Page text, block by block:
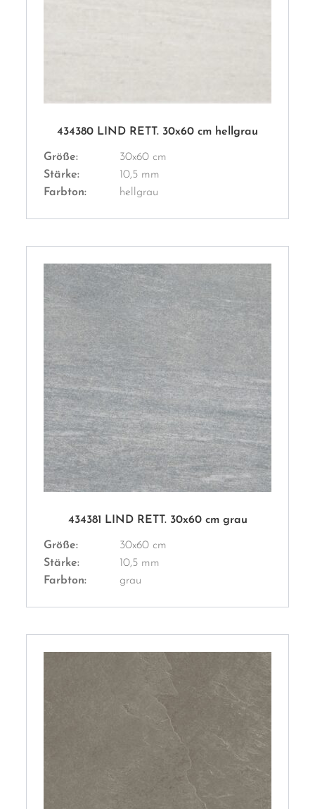
434380 LIND RETT. 30x60 cm hellgrau
Größe:
30x60 cm
Stärke:
10,5 mm
Farbton:
hellgrau
434381 LIND RETT. 30x60 cm grau
Größe:
30x60 cm
Stärke:
10,5 mm
Farbton:
grau